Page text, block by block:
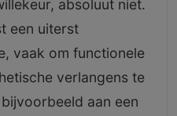
absoluut niet.
een uiterst
vaak om functionele
verlangens te
aan een